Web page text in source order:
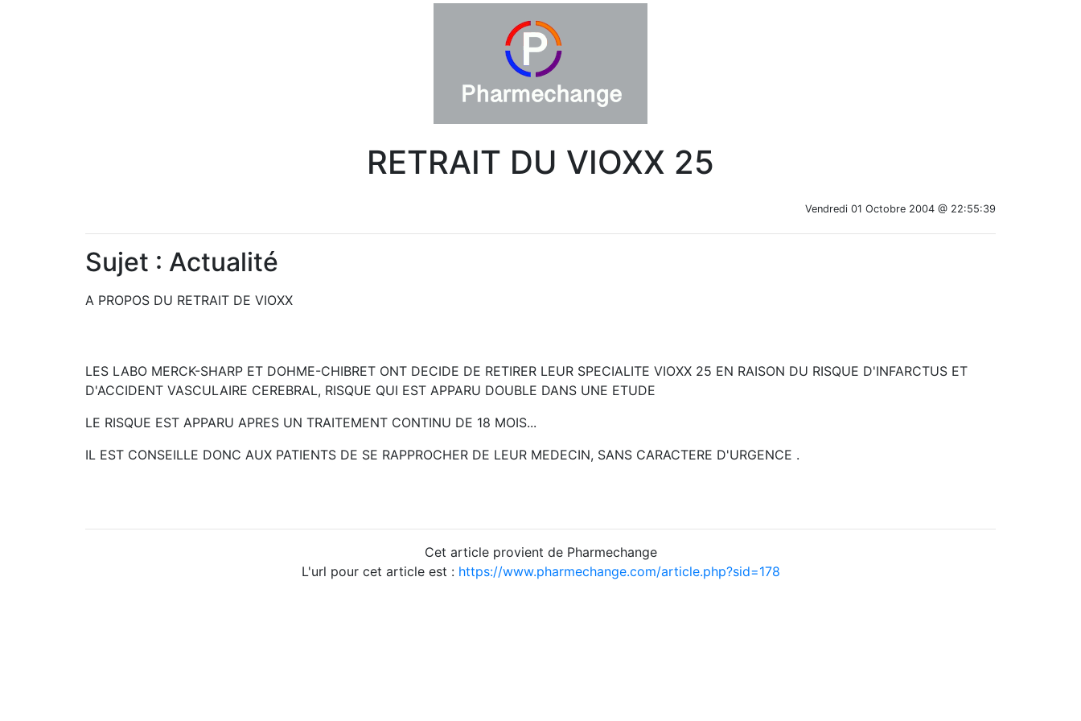
RETRAIT DU VIOXX 25
Vendredi 01 Octobre 2004 @ 22:55:39
Sujet : Actualité
A PROPOS DU RETRAIT DE VIOXX
LES LABO MERCK-SHARP ET DOHME-CHIBRET ONT DECIDE DE RETIRER LEUR SPECIALITE VIOXX 25 EN RAISON DU RISQUE D'INFARCTUS ET
D'ACCIDENT VASCULAIRE CEREBRAL, RISQUE QUI EST APPARU DOUBLE DANS UNE ETUDE
LE RISQUE EST APPARU APRES UN TRAITEMENT CONTINU DE 18 MOIS...
IL EST CONSEILLE DONC AUX PATIENTS DE SE RAPPROCHER DE LEUR MEDECIN, SANS CARACTERE D'URGENCE .
Cet article provient de Pharmechange
L'url pour cet article est : https://www.pharmechange.com/article.php?sid=178